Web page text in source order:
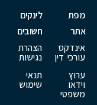
מפת
אתר
אינדקס
עורכי דין
ערוץ
וידאו
משפטי
לינקים
חשובים
הצהרת
נגישות
תנאי
שימוש